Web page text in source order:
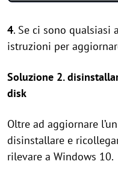
4. Se ci sono qualsiasi
istruzioni per
Soluzione 2.
disk
Oltre ad aggiornare
disinstallare e
rilevare a Windows 10.